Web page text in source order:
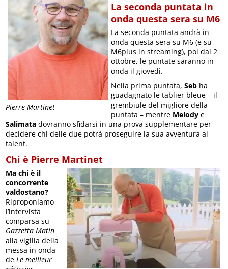
Pierre Martinet
La seconda puntata in
onda questa sera su M6
La seconda puntata andrà in
onda questa sera su M6 (e su
M6plus in streaming), poi dal 2
ottobre, le puntate saranno in
onda il giovedì.
Nella prima puntata,Seb ha
guadagnato le tablier bleue – il
grembiule del migliore della
puntata – mentre Melody e
Salimata dovranno sfidarsi in una prova supplementare per
decidere chi delle due potrà proseguire la sua avventura al
talent.
Chi è Pierre Martinet
Ma chi è il
concorrente
valdostano?
Riproponiamo
l’intervista
comparsa su
Gazzetta Matin
alla vigilia della
messa in onda
deLe meilleur